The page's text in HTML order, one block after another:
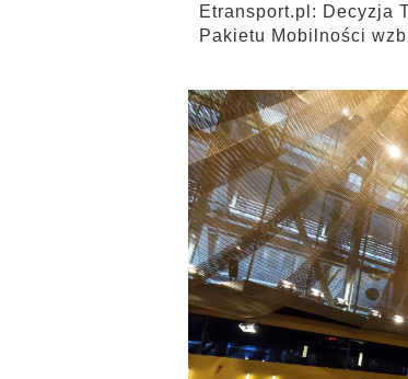
Etransport.pl: Decyzja
Pakietu Mobilności